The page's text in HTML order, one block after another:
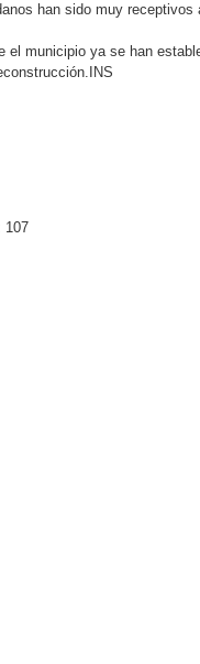
han sido muy receptivos
el municipio ya se han
107